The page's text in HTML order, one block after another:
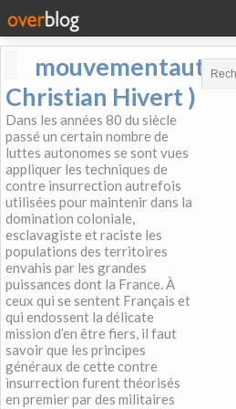
Christian Hivert )
Dans les années 80 du siècle
passé un certain nombre de
luttes autonomes se sont vues
appliquer les techniques de
contre insurrection autrefois
utilisées pour maintenir dans la
domination coloniale,
esclavagiste et raciste les
populations des territoires
envahis par les grandes
puissances dont la France. À
ceux qui se sentent Français et
qui endossent la délicate
mission d’en être fiers, il faut
savoir que les principes
généraux de cette contre
insurrection furent théorisés
en premier par des militaires